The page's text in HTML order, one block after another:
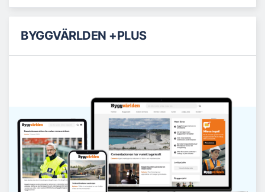
BYGGVÄRLDEN +PLUS